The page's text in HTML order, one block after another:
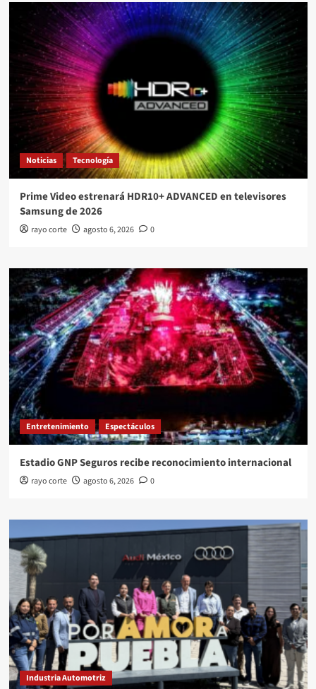
Noticias Tecnología
Prime Video estrenará HDR10+ ADVANCED en televisores
Samsung de 2026
rayo corte agosto 6, 2026 0
Entretenimiento Espectáculos
Estadio GNP Seguros recibe reconocimiento internacional
rayo corte agosto 6, 2026 0
Industria Automotriz